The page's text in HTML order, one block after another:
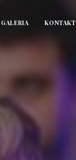
GALERIA KONTAKT